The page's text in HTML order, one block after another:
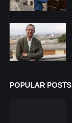
POPULAR POSTS